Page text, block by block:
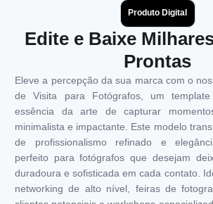
Produto Digital
Edite e Baixe
Prontas
Eleve a percepção da sua marca com o
de Visita para Fotógrafos, um
essência da arte de capturar
minimalista e impactante. Este modelo
de profissionalismo refinado e
perfeito para fotógrafos que desejam
duradoura e sofisticada em cada contato.
networking de alto nível, feiras de